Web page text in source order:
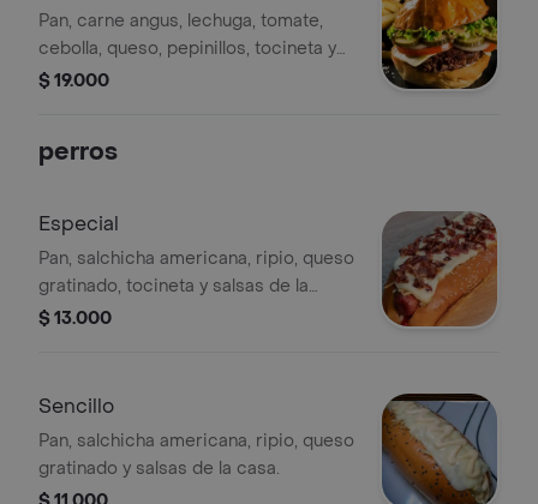
Pan, carne angus, lechuga, tomate,
cebolla, queso, pepinillos, tocineta y
salsa de la casa. Acompañada con
$ 19.000
perros
Especial
Pan, salchicha americana, ripio, queso
gratinado, tocineta y salsas de la
casa.
$ 13.000
Sencillo
Pan, salchicha americana, ripio, queso
gratinado y salsas de la casa.